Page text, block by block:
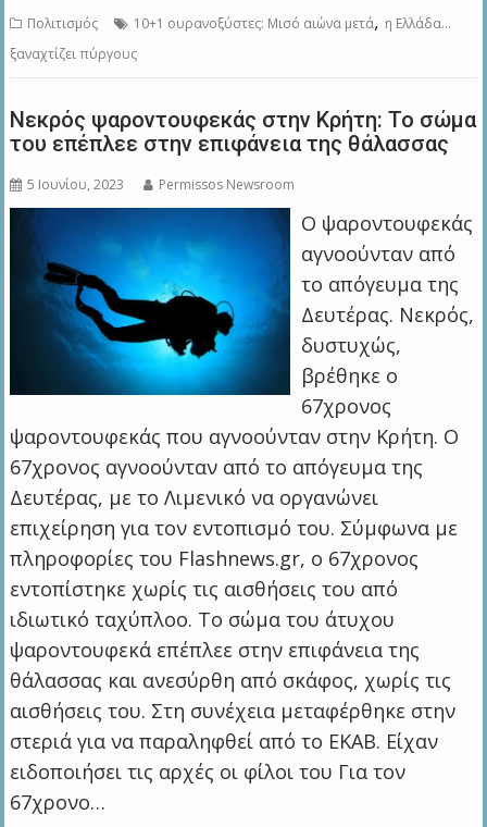
Πολιτισμός 10+1 ουρανοξύστες: Μισό αιώνα μετά, η Ελλάδα...
ξαναχτίζει πύργους
Νεκρός ψαροντουφεκάς στην Κρήτη: Το σώμα
του επέπλεε στην επιφάνεια της θάλασσας
5 Ιουνίου, 2023 Permissos Newsroom
Ο ψαροντουφεκάς
αγνοούνταν από
το απόγευμα της
Δευτέρας. Νεκρός,
δυστυχώς,
βρέθηκε ο
67χρονος
ψαροντουφεκάς που αγνοούνταν στην Κρήτη. Ο
67χρονος αγνοούνταν από το απόγευμα της
Δευτέρας, με το Λιμενικό να οργανώνει
επιχείρηση για τον εντοπισμό του. Σύμφωνα με
πληροφορίες του Flashnews.gr, ο 67χρονος
εντοπίστηκε χωρίς τις αισθήσεις του από
ιδιωτικό ταχύπλοο. Το σώμα του άτυχου
ψαροντουφεκά επέπλεε στην επιφάνεια της
θάλασσας και ανεσύρθη από σκάφος, χωρίς τις
αισθήσεις του. Στη συνέχεια μεταφέρθηκε στην
στεριά για να παραληφθεί από το ΕΚΑΒ. Είχαν
ειδοποιήσει τις αρχές οι φίλοι του Για τον
67χρονο…